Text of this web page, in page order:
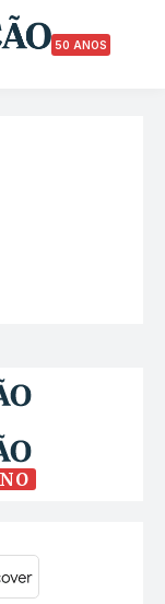
50 ANOS